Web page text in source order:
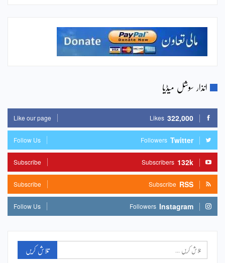
انذار سوشل میڈیا
322,000
Likes
Like our page
Twitter
Followers
Follow Us
132k
Subscribers
Subscribe
RSS
Subscribe
Subscribe
Instagram
Followers
Follow Us